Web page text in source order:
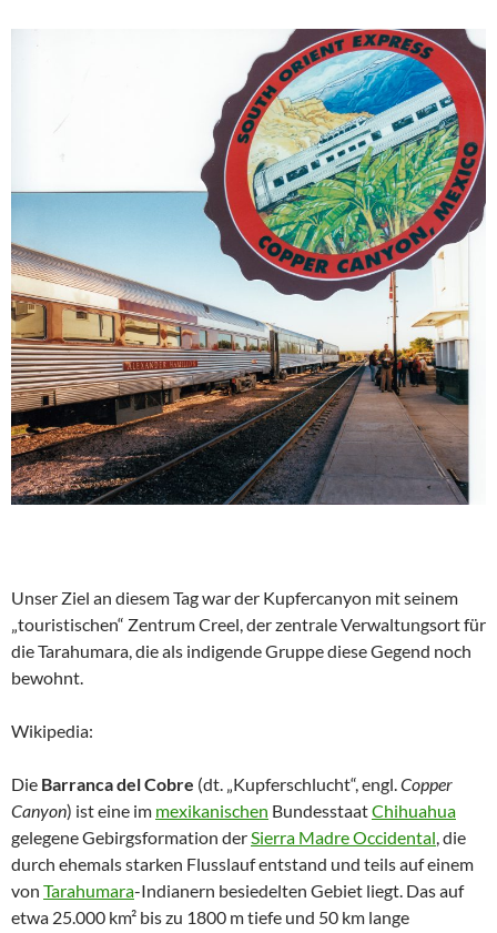
Unser Ziel an diesem Tag war der Kupfercanyon mit seinem
„touristischen“ Zentrum Creel, der zentrale Verwaltungsort für
die Tarahumara, die als indigende Gruppe diese Gegend noch
bewohnt.
Wikipedia:
Die Barranca del Cobre (dt. „Kupferschlucht“, engl.Copper
Canyon) ist eine im mexikanischen BundesstaatChihuahua
gelegene Gebirgsformation derSierra Madre Occidental, die
durch ehemals starken Flusslauf entstand und teils auf einem
von Tarahumara-Indianern besiedelten Gebiet liegt. Das auf
etwa 25.000 km² bis zu 1800 m tiefe und 50 km lange